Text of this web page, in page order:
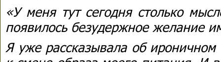
«У меня тут сегодня столько
появилось безудержное желание
Я уже рассказывала об